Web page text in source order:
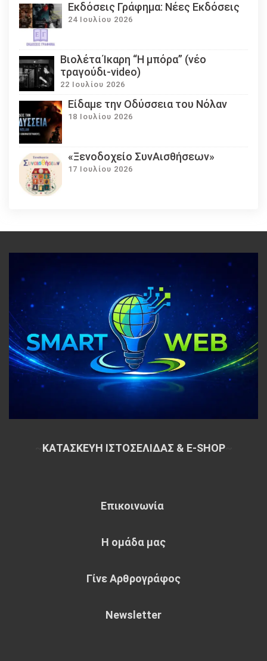
Εκδόσεις Γράφημα: Νέες Εκδόσεις
24 Ιουλίου 2026
Βιολέτα Ίκαρη “Η μπόρα” (νέο
τραγούδι-video)
22 Ιουλίου 2026
Eίδαμε την Οδύσσεια του Νόλαν
18 Ιουλίου 2026
«Ξενοδοχείο ΣυνΑισθήσεων»
17 Ιουλίου 2026
ΚΑΤΑΣΚΕΥΗ ΙΣΤΟΣΕΛΙΔΑΣ & E-SHOP~
Επικοινωνία
Η ομάδα μας
Γίνε Αρθρογράφος
Newsletter